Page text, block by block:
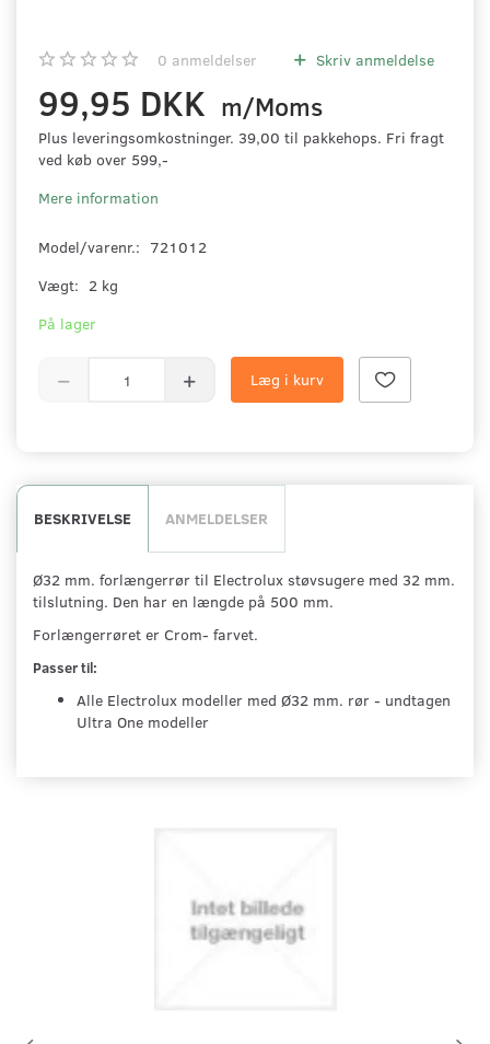
0 anmeldelser Skriv anmeldelse
99,95 DKK m/Moms
Plus leveringsomkostninger. 39,00 til pakkehops. Fri fragt
ved køb over 599,-
Mere information
Model/varenr.: 721012
Vægt: 2 kg
På lager
Læg i kurv
BESKRIVELSE ANMELDELSER
Ø32 mm. forlængerrør til Electrolux støvsugere med 32 mm.
tilslutning. Den har en længde på 500 mm.
Forlængerrøret er Crom- farvet.
Passer til:
Alle Electrolux modeller med Ø32 mm. rør - undtagen
Ultra One modeller